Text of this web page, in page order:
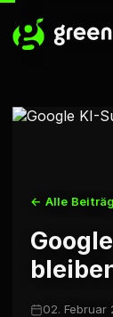
← Alle
02. Februar